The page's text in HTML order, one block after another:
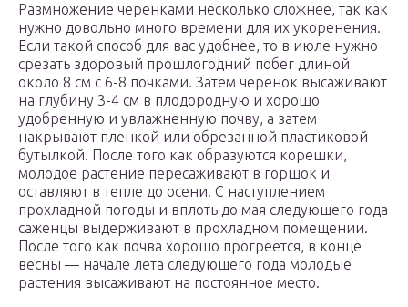
Размножение черенками несколько сложнее, так как
нужно довольно много времени для их укоренения.
Если такой способ для вас удобнее, то в июле нужно
срезать здоровый прошлогодний побег длиной
около 8 см с 6-8 почками. Затем черенок высаживают
на глубину 3-4 см в плодородную и хорошо
удобренную и увлажненную почву, а затем
накрывают пленкой или обрезанной пластиковой
бутылкой. После того как образуются корешки,
молодое растение пересаживают в горшок и
оставляют в тепле до осени. С наступлением
прохладной погоды и вплоть до мая следующего года
саженцы выдерживают в прохладном помещении.
После того как почва хорошо прогреется, в конце
весны — начале лета следующего года молодые
растения высаживают на постоянное место.